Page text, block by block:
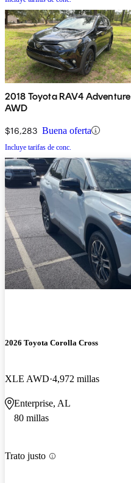
2018 Toyota RAV4 Adventure
AWD
$16,283 Buena oferta
Incluye tarifas de conc.
2026 Toyota Corolla Cross
XLE AWD 4,972 millas
Enterprise, AL
80 millas
Trato justo